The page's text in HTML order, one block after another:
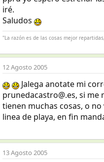
iré.
Saludos
"La razón es de las cosas mejor
12 Agosto 2005
Jalega anotate mi
prunedacastro@.es, si
tienen muchas cosas, o
linea de playa, en fin
13 Agosto 2005